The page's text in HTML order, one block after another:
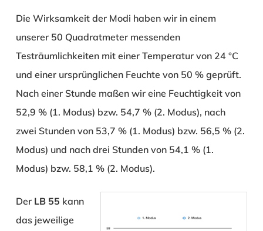
Die Wirksamkeit der Modi haben wir in einem
unserer 50 Quadratmeter messenden
Testräumlichkeiten mit einer Temperatur von 24 °C
und einer ursprünglichen Feuchte von 50 % geprüft.
Nach einer Stunde maßen wir eine Feuchtigkeit von
52,9 % (1. Modus) bzw. 54,7 % (2. Modus), nach
zwei Stunden von 53,7 % (1. Modus) bzw. 56,5 % (2.
Modus) und nach drei Stunden von 54,1 % (1.
Modus) bzw. 58,1 % (2. Modus).
Der LB 55 kann
das jeweilige